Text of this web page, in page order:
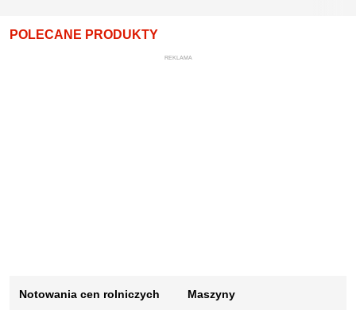
POLECANE PRODUKTY
REKLAMA
Notowania cen rolniczych
Maszyny